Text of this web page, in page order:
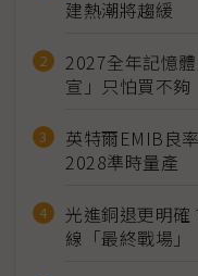
建熱潮將趨緩
2027全年記憶
宣」只怕買不夠
英特爾EMIB良
2028準時量產
光進銅退更明
線「最終戰場」